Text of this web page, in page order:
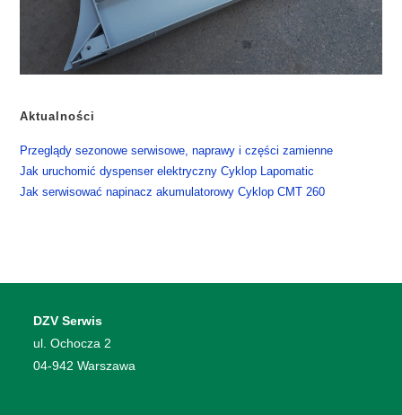
Aktualności
​Przeglądy sezonowe serwisowe, naprawy i części zamienne
​Jak uruchomić dyspenser elektryczny Cyklop Lapomatic
​Jak serwisować napinacz akumulatorowy Cyklop CMT 260
DZV Serwis
​ul. Ochocza 2
04-942 Warszawa